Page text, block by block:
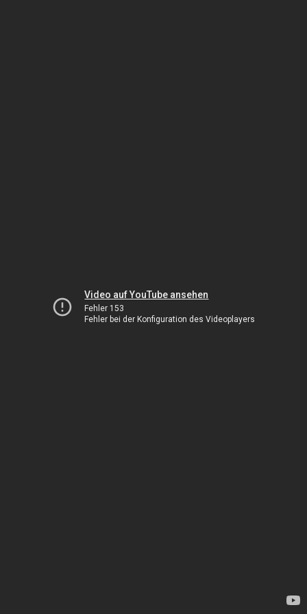
Video auf YouTube ansehen
Fehler 153
Fehler bei der Konfiguration des Videoplayers